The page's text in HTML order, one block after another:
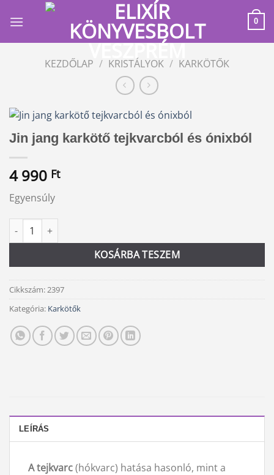
0
KEZDŐLAP / KRISTÁLYOK / KARKÖTŐK
Jin jang karkötő tejkvarcból és ónixból
4 990 Ft
Egyensúly
Jin jang karkötő tejkvarcból és ónixból mennyiség
KOSÁRBA TESZEM
Alternative:
Cikkszám:2397
Kategória: Karkötők
LEÍRÁS
A tejkvarc(hókvarc) hatása hasonló, mint a